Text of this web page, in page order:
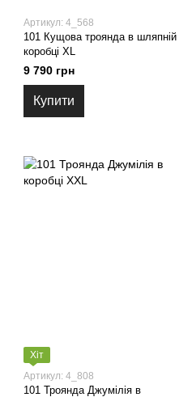
Артикул: 4_568
101 Кущова троянда в шляпній
коробці XL
9 790 грн
Купити
Хіт
Артикул: 4_808
101 Троянда Джумілія в